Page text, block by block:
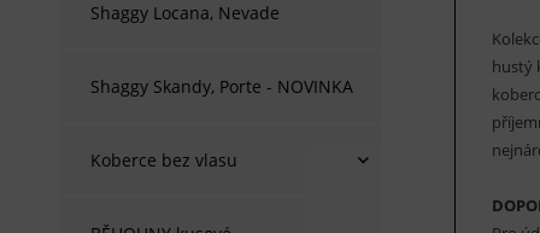
Shaggy Locana, Nevade
Shaggy Skandy, Porte - NOVINKA
Koberce bez vlasu
hustý